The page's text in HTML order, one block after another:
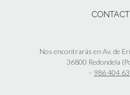
elegir
en
la
Nos encontrarás en Av. de
36800 Redondela
– 986 404